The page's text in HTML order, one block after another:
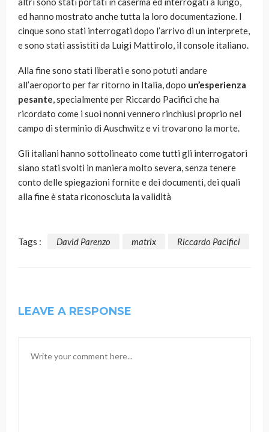
ed hanno mostrato anche tutta la loro documentazione. I
cinque sono stati interrogati dopo l’arrivo di un interprete,
e sono stati assistiti da Luigi Mattirolo, il console italiano.
Alla fine sono stati liberati e sono potuti andare
all’aeroporto per far ritorno in Italia, dopo un’esperienza
pesante, specialmente per Riccardo Pacifici che ha
ricordato come i suoi nonni vennero rinchiusi proprio nel
campo di sterminio di Auschwitz e vi trovarono la morte.
Gli italiani hanno sottolineato come tutti gli interrogatori
siano stati svolti in maniera molto severa, senza tenere
conto delle spiegazioni fornite e dei documenti, dei quali
alla fine è stata riconosciuta la validità
Tags : David Parenzo matrix Riccardo Pacifici
LEAVE A RESPONSE